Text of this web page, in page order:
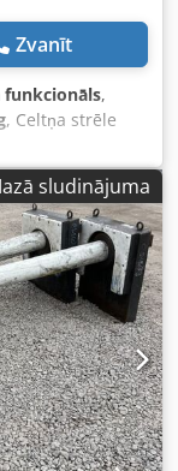
Zvanīt
funkcionāls,
, Celtņa strēle
Gatavs
Egnrjx Aa Dokr
ISO 4A (61
OS1608
sludinājuma